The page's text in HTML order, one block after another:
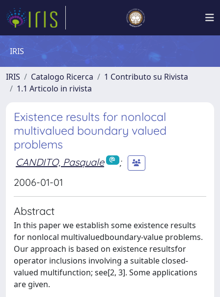
IRIS
IRIS Catalogo Ricerca
1 Contributo su Rivista
1.1 Articolo in rivista
Existence results for nonlocal
multivalued boundary valued
problems
CANDITO, Pasquale
;
2006-01-01
Abstract
In this paper we establish some existence results
for nonlocal multivaluedboundary-value problems.
Our approach is based on existence resultsfor
operator inclusions involving a suitable closed-
valued multifunction; see[2, 3]. Some applications
are given.